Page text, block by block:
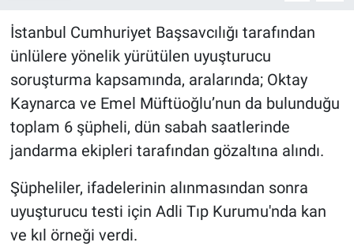
İstanbul Cumhuriyet Başsavcılığı tarafından
ünlülere yönelik yürütülen uyuşturucu
soruşturma kapsamında, aralarında; Oktay
Kaynarca ve Emel Müftüoğlu’nun da bulunduğu
toplam 6 şüpheli, dün sabah saatlerinde
jandarma ekipleri tarafından gözaltına alındı.
Şüpheliler, ifadelerinin alınmasından sonra
uyuşturucu testi için Adli Tıp Kurumu'nda kan
ve kıl örneği verdi.